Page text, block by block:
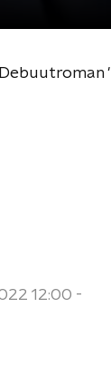
Debuutroman
12:00 -